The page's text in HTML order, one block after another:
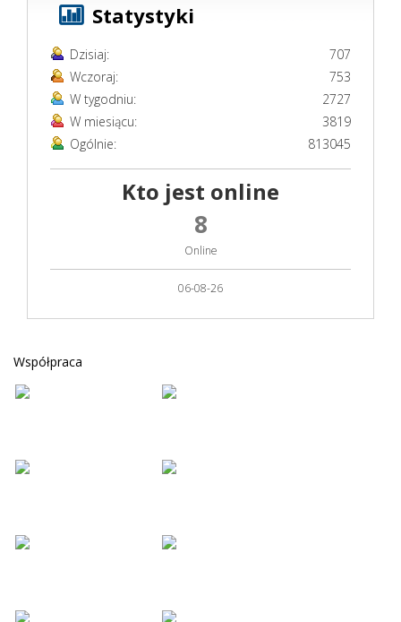
Statystyki
Dzisiaj:
707
Wczoraj:
753
W tygodniu:
2727
W miesiącu:
3819
Ogólnie:
813045
Kto jest online
8
Online
06-08-26
Współpraca